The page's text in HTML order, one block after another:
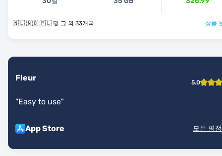
🇳🇱 🇳🇴 🇵🇱 및 그 외 33개국 상품
Fleur 5.0
"Easy to use"
App Store 모든 평